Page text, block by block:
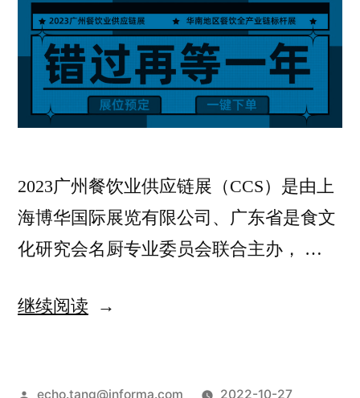
2023广州餐饮业供应链展（CCS）是由上
海博华国际展览有限公司、广东省是食文
化研究会名厨专业委员会联合主办， …
继续阅读
echo.tang@informa.com
2022-10-27